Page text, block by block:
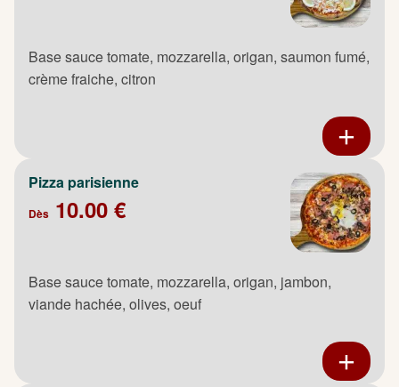
Base sauce tomate, mozzarella, origan, saumon fumé,
crème fraiche, citron
Pizza parisienne
Dès 10.00 €
Base sauce tomate, mozzarella, origan, jambon,
viande hachée, olives, oeuf